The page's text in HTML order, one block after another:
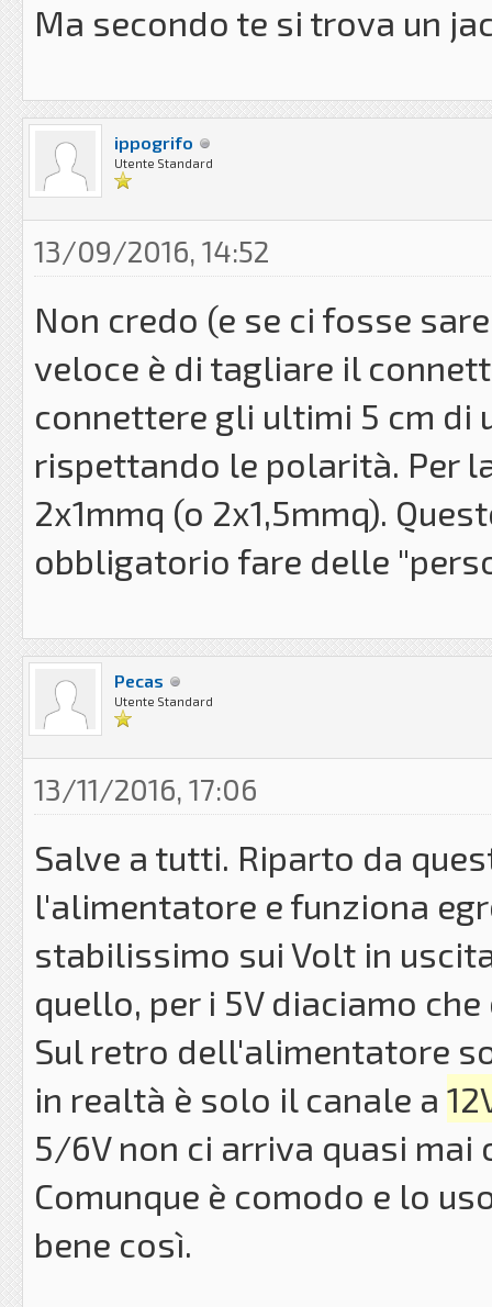
Ma secondo te si trova un
ippogrifo
Utente Standard
13/09/2016, 14:52
Non credo (e se ci fosse
veloce è di tagliare il
connettere gli ultimi 5 cm di
rispettando le polarità. Per
2x1mmq (o 2x1,5mmq).
obbligatorio fare delle
Pecas
Utente Standard
13/11/2016, 17:06
Salve a tutti. Riparto da
l'alimentatore e funziona
stabilissimo sui Volt in
quello, per i 5V diaciamo che
Sul retro dell'alimentatore
in realtà è solo il canale a
5/6V non ci arriva quasi mai
Comunque è comodo e lo
bene così.